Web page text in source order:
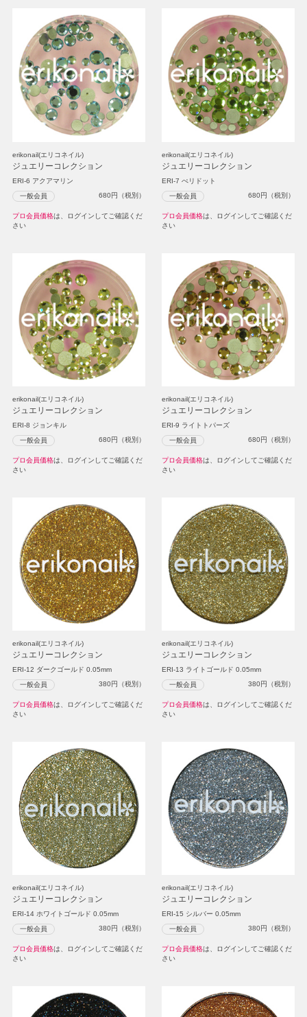
erikonail(エリコネイル)
ジュエリーコレクション
ERI-6 アクアマリン
一般会員 680円（税別）
プロ会員価格は、ログインしてご確認くだ
さい
erikonail(エリコネイル)
ジュエリーコレクション
ERI-7 ぺリドット
一般会員 680円（税別）
プロ会員価格は、ログインしてご確認くだ
さい
erikonail(エリコネイル)
ジュエリーコレクション
ERI-8 ジョンキル
一般会員 680円（税別）
プロ会員価格は、ログインしてご確認くだ
さい
erikonail(エリコネイル)
ジュエリーコレクション
ERI-9 ライトトパーズ
一般会員 680円（税別）
プロ会員価格は、ログインしてご確認くだ
さい
erikonail(エリコネイル)
ジュエリーコレクション
ERI-12 ダークゴールド 0.05mm
一般会員 380円（税別）
プロ会員価格は、ログインしてご確認くだ
さい
erikonail(エリコネイル)
ジュエリーコレクション
ERI-13 ライトゴールド 0.05mm
一般会員 380円（税別）
プロ会員価格は、ログインしてご確認くだ
さい
erikonail(エリコネイル)
ジュエリーコレクション
ERI-14 ホワイトゴールド 0.05mm
一般会員 380円（税別）
プロ会員価格は、ログインしてご確認くだ
さい
erikonail(エリコネイル)
ジュエリーコレクション
ERI-15 シルバー 0.05mm
一般会員 380円（税別）
プロ会員価格は、ログインしてご確認くだ
さい